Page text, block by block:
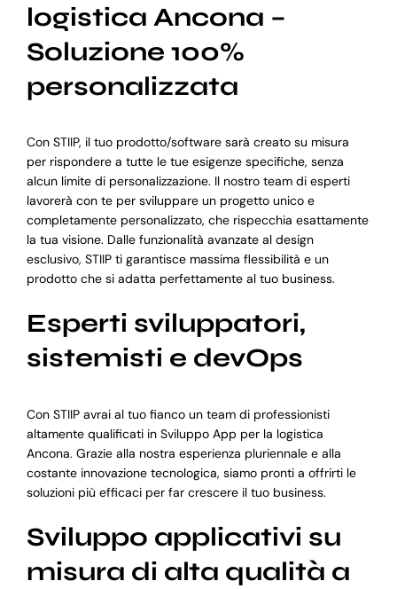
logistica Ancona –
Soluzione 100%
personalizzata
Con STIIP, il tuo prodotto/software sarà creato su misura
per rispondere a tutte le tue esigenze specifiche, senza
alcun limite di personalizzazione. Il nostro team di esperti
lavorerà con te per sviluppare un progetto unico e
completamente personalizzato, che rispecchia esattamente
la tua visione. Dalle funzionalità avanzate al design
esclusivo, STIIP ti garantisce massima flessibilità e un
prodotto che si adatta perfettamente al tuo business.
Esperti sviluppatori,
sistemisti e devOps
Con STIIP avrai al tuo fianco un team di professionisti
altamente qualificati in Sviluppo App per la logistica
Ancona. Grazie alla nostra esperienza pluriennale e alla
costante innovazione tecnologica, siamo pronti a offrirti le
soluzioni più efficaci per far crescere il tuo business.
Sviluppo applicativi su
misura di alta qualità a